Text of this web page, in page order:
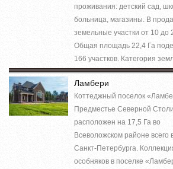
проживания: детский сад,
больница, магазины. В
земельные участки от 10 до
Общая площадь 22,4 Га
166 участков. Категория
Ламбери
Коттеджный поселок
Предместье Северной
расположен на 17,5 Га во
Всеволожском районе всего
Санкт-Петербурга.
особняков в поселке